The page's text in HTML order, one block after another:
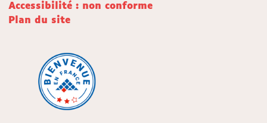
Accessibilité : non conforme
Plan du site